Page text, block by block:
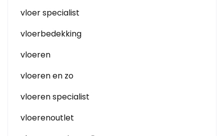
vloer specialist
vloerbedekking
vloeren
vloeren en zo
vloeren specialist
vloerenoutlet